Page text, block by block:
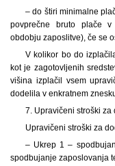
– do štiri minimalne
povprečne bruto plače
obdobju zaposlitve), če se
V kolikor bo do
kot je zagotovljenih
višina izplačil vsem
dodelila v enkratnem
7. Upravičeni stroški za
Upravičeni stroški za
– Ukrep 1 –
spodbujanje zaposlovanja